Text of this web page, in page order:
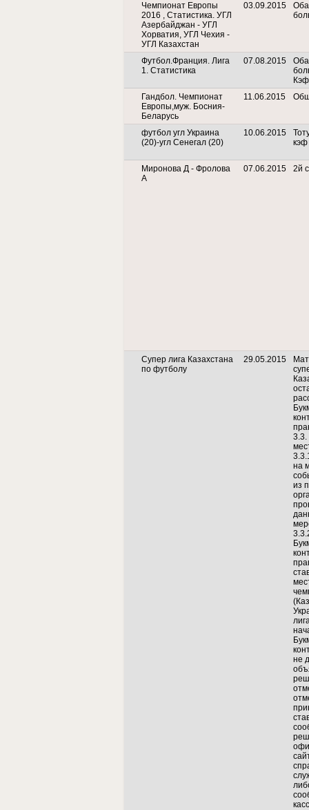
Чемпионат Европы
2016 , Статистика. УГЛ
Азербайджан - УГЛ
Хорватия, УГЛ Чехия -
УГЛ Казахстан
03.09.2015
Футбол.Франция. Лига
1. Статистика
07.08.2015
Гандбол. Чемпионат
Европы,муж. Босния-
Беларусь
11.06.2015
футбол угл Украина
(20)-угл Сенегал (20)
10.06.2015
кэф
Миронова Д - Фролова
А
07.06.2015 2й
Супер лига Казахстана
по футболу
29.05.2015
3.3.
на
из
не